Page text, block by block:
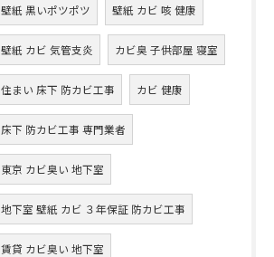
壁紙 黒いポツポツ 壁紙 カビ 咳 健康
壁紙 カビ 気管支炎 カビ臭 子供部屋 寝室
住まい 床下 防カビ工事 カビ 健康
床下 防カビ工事 専門業者
東京 カビ臭い 地下室
地下室 壁紙 カビ ３年保証 防カビ工事
賃貸 カビ臭い 地下室